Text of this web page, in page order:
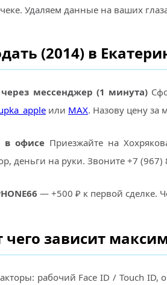
Удаляем данные на ваших
(2014) в
мессенджер (1 минута)
или MAX. Назову цену за
в офисе Приезжайте на
деньги на руки. Звоните +7
— +500 ₽ к первой сделке.
чего зависит
рабочий Face ID / Touch ID,